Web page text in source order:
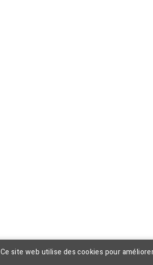
Ce site web utilise des cookies pour